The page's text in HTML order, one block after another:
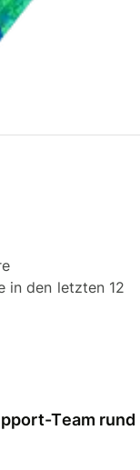
in den letzten 12
Team rund